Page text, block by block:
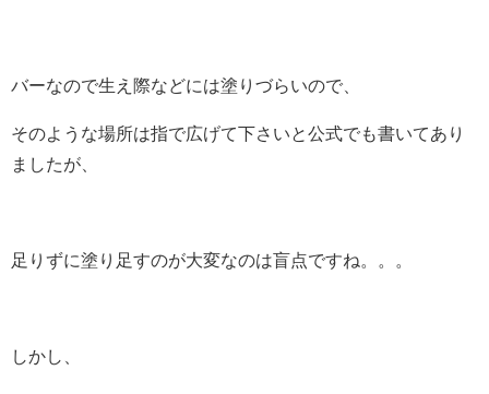
バーなので生え際などには塗りづらいので、
そのような場所は指で広げて下さいと公式でも書いてあり
ましたが、
足りずに塗り足すのが大変なのは盲点ですね。。。
しかし、